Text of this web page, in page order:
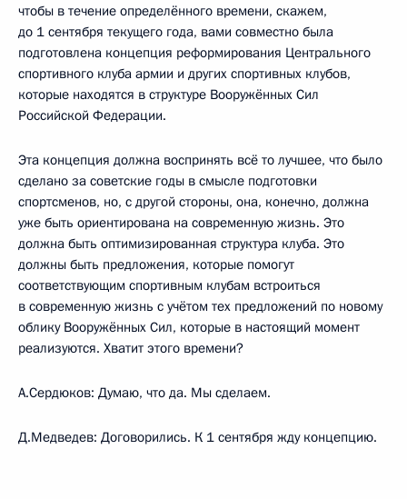
чтобы в течение определённого времени, скажем,
до 1 сентября текущего года, вами совместно была
подготовлена концепция реформирования Центрального
спортивного клуба армии и других спортивных клубов,
которые находятся в структуре Вооружённых Сил
Российской Федерации.
Эта концепция должна воспринять всё то лучшее, что было
сделано за советские годы в смысле подготовки
спортсменов, но, с другой стороны, она, конечно, должна
уже быть ориентирована на современную жизнь. Это
должна быть оптимизированная структура клуба. Это
должны быть предложения, которые помогут
соответствующим спортивным клубам встроиться
в современную жизнь с учётом тех предложений по новому
облику Вооружённых Сил, которые в настоящий момент
реализуются. Хватит этого времени?
А.Сердюков: Думаю, что да. Мы сделаем.
Д.Медведев: Договорились. К 1 сентября жду концепцию.